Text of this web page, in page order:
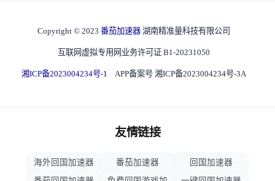
Copyright © 2023 番茄加速器 湖南精准量科技有限公司
互联网虚拟专用网业务许可证 B1-20231050
湘ICP备2023004234号-1 APP备案号 湘ICP备2023004234号-3A
友情链接
海外回国加速器 番茄加速器
回国加速器